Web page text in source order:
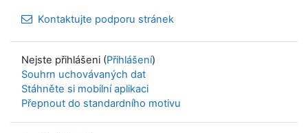
Kontaktujte podporu stránek
Nejste přihlášeni (Přihlášení)
Souhrn uchovávaných dat
Stáhněte si mobilní aplikaci
Přepnout do standardního motivu